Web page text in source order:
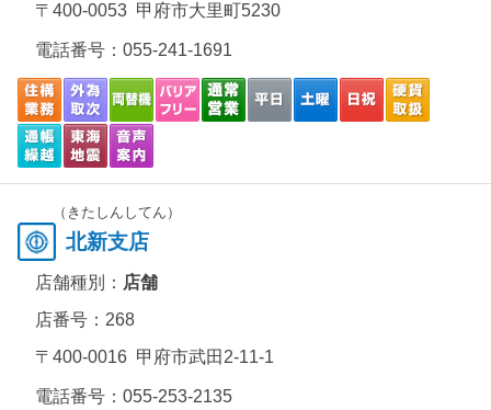
〒400-0053 甲府市大里町5230
電話番号： 055-241-1691
（きたしんしてん）
北新支店
店舗種別： 店舗
店番号：268
〒400-0016 甲府市武田2-11-1
電話番号： 055-253-2135